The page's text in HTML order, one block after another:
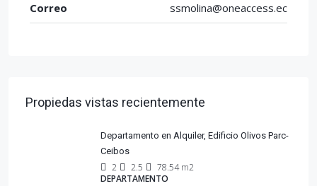
Correo ssmolina@oneaccess.ec
Propiedas vistas recientemente
Departamento en Alquiler, Edificio Olivos Parc-
Ceibos
2 2.5
78.54 m2
DEPARTAMENTO